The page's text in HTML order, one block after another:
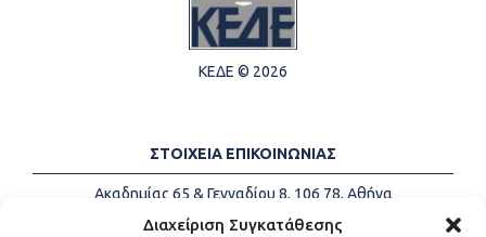
Διαχείριση Συγκατάθεσης
ΚΕΔΕ © 2026
ΣΤΟΙΧΕΙΑ ΕΠΙΚΟΙΝΩΝΙΑΣ
Ακαδημίας 65 & Γενναδίου 8, 106 78, Αθήνα
Τηλέφωνα:
+30 213-2147500